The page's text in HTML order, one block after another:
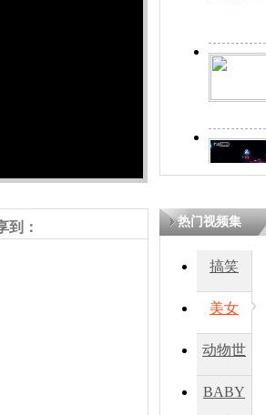
到： 热门视频集
搞笑
美女
动物世
BABY